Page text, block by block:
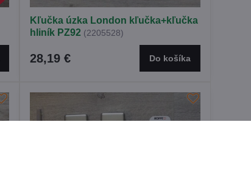
Kľučka úzka London kľučka+kľučka
hliník PZ92 (2205528)
28,19 € Do košíka